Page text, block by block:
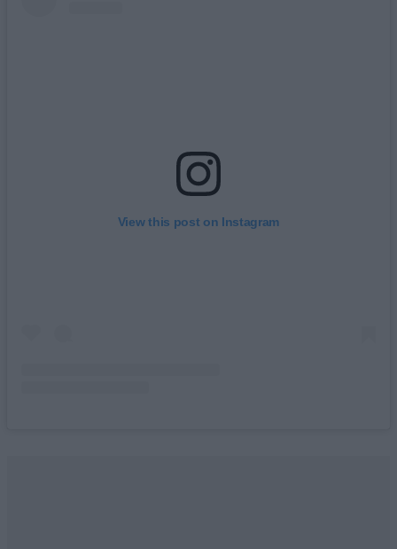
View this post on Instagram